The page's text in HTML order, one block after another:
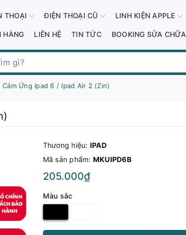
THOẠI ĐIỆN THOẠI CŨ LINH KIỆN APPLE
HÀNG LIÊN HỆ TIN TỨC BOOKING SỬA CHỮA
Cảm Ứng Ipad 6 / Ipad Air 2 (Zin)
Thương hiệu: IPAD
Mã sản phẩm: MKUIPD6B
205.000₫
Màu sắc